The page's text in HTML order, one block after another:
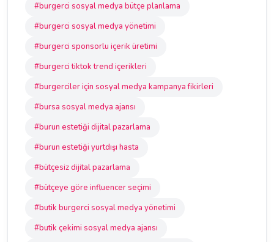
#burgerci sosyal medya bütçe planlama
#burgerci sosyal medya yönetimi
#burgerci sponsorlu içerik üretimi
#burgerci tiktok trend içerikleri
#burgerciler için sosyal medya kampanya fikirleri
#bursa sosyal medya ajansı
#burun estetiği dijital pazarlama
#burun estetiği yurtdışı hasta
#bütçesiz dijital pazarlama
#bütçeye göre influencer seçimi
#butik burgerci sosyal medya yönetimi
#butik çekimi sosyal medya ajansı